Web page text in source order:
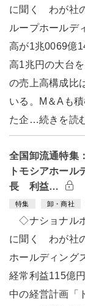
に聞く わが社
ループホールデ
高が1兆0069億
高1兆円の大台
の売上高構成比
いる。M＆Aも
た企…続きを読
全国卸流通特集
トモシアホール
長 利益…
特集 卸・商社
◇ナショナル
に聞く わが社
ホールディング
経常利益115億
中の経営計画「